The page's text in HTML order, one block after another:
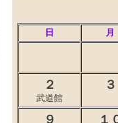
日 月
２
武道館
３
９ １